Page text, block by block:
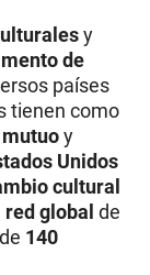
y
de
países
tienen como
y
Unidos
cultural
red global de
140